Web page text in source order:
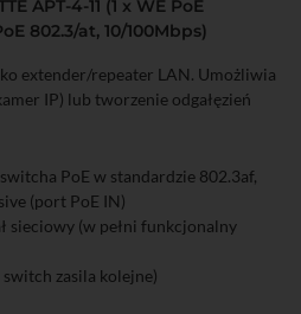
APT-4-11 (1 x WE PoE
802.3/at, 10/100Mbps)
extender/repeater LAN. Umożliwia
IP) lub tworzenie odgałęzień
PoE w standardzie 802.3af,
(port PoE IN)
sieciowy (w pełni funkcjonalny
zasila kolejne)